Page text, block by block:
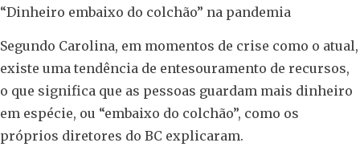
“Dinheiro embaixo do colchão” na pandemia
Segundo Carolina, em momentos de crise como o atual,
existe uma tendência de entesouramento de recursos,
o que significa que as pessoas guardam mais dinheiro
em espécie, ou “embaixo do colchão”, como os
próprios diretores do BC explicaram.